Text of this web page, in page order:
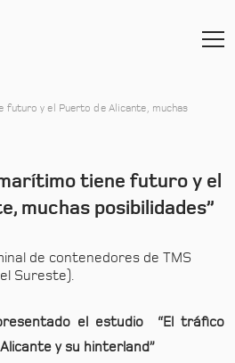
y el Puerto de Alicante, muchas
tiene futuro y el
muchas posibilidades”
el estudio “El tráfico
y su hinterland”